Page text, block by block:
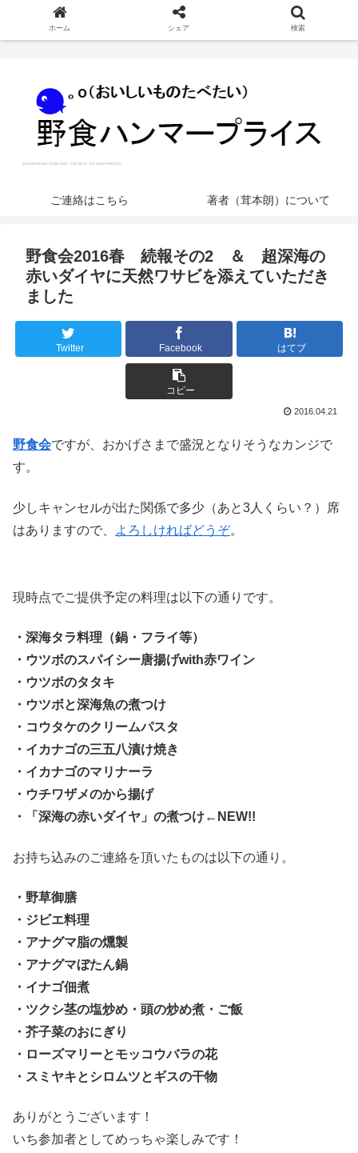
ご連絡はこちら 著者（茸本朗）について
野食会2016春 続報その2 ＆ 超深海の
赤いダイヤに天然ワサビを添えていただき
ました
Twitter Facebook はてブ
コピー
2016.04.21
野食会ですが、おかげさまで盛況となりそうなカンジで
す。
少しキャンセルが出た関係で多少（あと3人くらい？）席
はありますので、
よろしければどうぞ。
現時点でご提供予定の料理は以下の通りです。
・深海タラ料理（鍋・フライ等）
・ウツボのスパイシー唐揚げwith赤ワイン
・ウツボのタタキ
・ウツボと深海魚の煮つけ
・コウタケのクリームパスタ
・イカナゴの三五八漬け焼き
・イカナゴのマリナーラ
・ウチワザメのから揚げ
・「深海の赤いダイヤ」の煮つけ←NEW!!
お持ち込みのご連絡を頂いたものは以下の通り。
・野草御膳
・ジビエ料理
・アナグマ脂の燻製
・アナグマぼたん鍋
・イナゴ佃煮
・ツクシ茎の塩炒め・頭の炒め煮・ご飯
・芥子菜のおにぎり
・ローズマリーとモッコウバラの花
・スミヤキとシロムツとギスの干物
ありがとうございます！
いち参加者としてめっちゃ楽しみです！
ホーム シェア 検索